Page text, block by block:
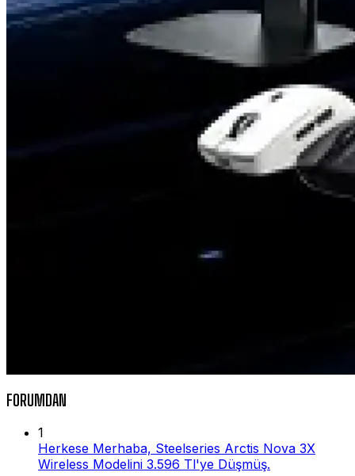
FORUMDAN
1
Herkese Merhaba, Steelseries Arctis Nova 3X
Wireless Modelini 3.596 Tl'ye Düşmüş.